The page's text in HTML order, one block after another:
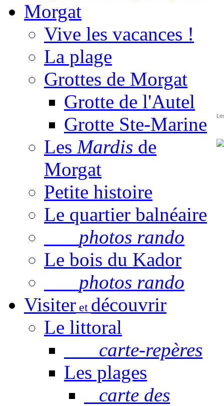
Morgat
Vive les vacances !
La plage
Grottes de Morgat
Grotte de l'Autel
Grotte Ste-Marine
Les Mardis de
Morgat
Petite histoire
Le quartier balnéaire
photos rando
Le bois du Kador
photos rando
Visiter et découvrir
Le littoral
carte-repères
Les plages
carte des